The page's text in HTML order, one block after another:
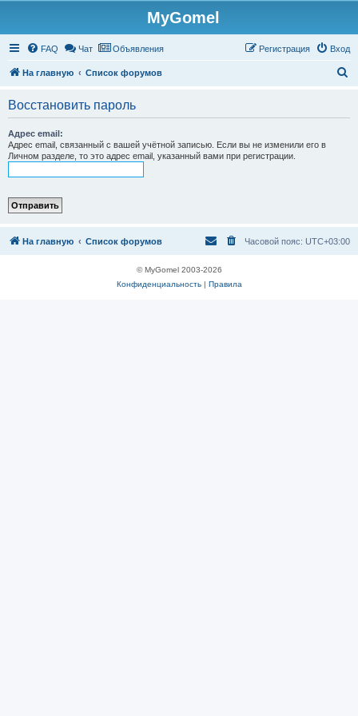
MyGomel
FAQ Чат Объявления Вход
Регистрация
На главную Список форумов
Восстановить пароль
Адрес email:
Адрес email, связанный с вашей учётной записью. Если вы не изменили его в
Личном разделе, то это адрес email, указанный вами при регистрации.
На главную Список форумов Часовой пояс: UTC+03:00
© MyGomel 2003-2026
Конфиденциальность| Правила